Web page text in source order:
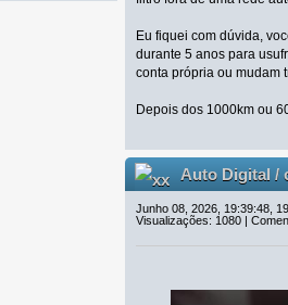
Eu fiquei com dúvida,
durante 5 anos para
conta própria ou mudam
Depois dos 1000km ou
Auto Digital /
caminho.
Junho 08, 2026, 19:39:48,
Visualizações: 1080 |